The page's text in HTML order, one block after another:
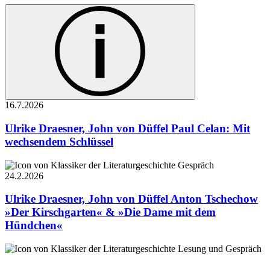
16.7.2026
Ulrike Draesner, John von Düffel Paul Celan: Mit
wechsendem Schlüssel
Gespräch
24.2.2026
Ulrike Draesner, John von DüffelAnton Tschechow
»Der Kirschgarten« & »Die Dame mit dem
Hündchen«
Lesung und Gespräch